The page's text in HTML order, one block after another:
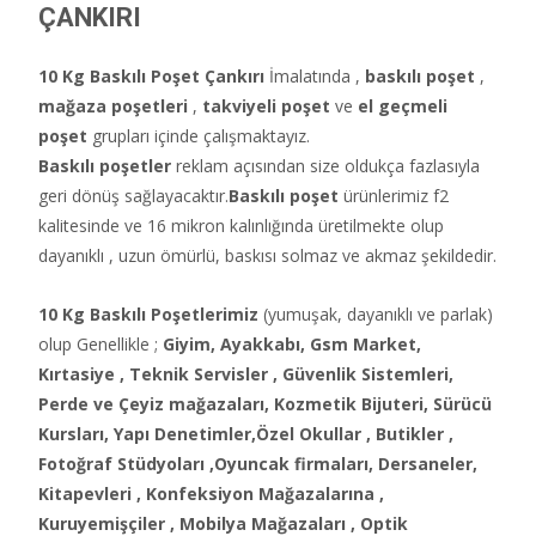
ÇANKIRI
10 Kg Baskılı Poşet Çankırı İmalatında , baskılı poşet ,
mağaza poşetleri , takviyeli poşet ve el geçmeli
poşet grupları içinde çalışmaktayız.
Baskılı poşetler reklam açısından size oldukça fazlasıyla
geri dönüş sağlayacaktır.Baskılı poşet ürünlerimiz f2
kalitesinde ve 16 mikron kalınlığında üretilmekte olup
dayanıklı , uzun ömürlü, baskısı solmaz ve akmaz şekildedir.
10 Kg Baskılı Poşetlerimiz (yumuşak, dayanıklı ve parlak)
olup Genellikle ; Giyim, Ayakkabı, Gsm Market,
Kırtasiye , Teknik Servisler , Güvenlik Sistemleri,
Perde ve Çeyiz mağazaları, Kozmetik Bijuteri, Sürücü
Kursları, Yapı Denetimler,Özel Okullar , Butikler ,
Fotoğraf Stüdyoları ,Oyuncak firmaları, Dersaneler,
Kitapevleri , Konfeksiyon Mağazalarına ,
Kuruyemişçiler , Mobilya Mağazaları , Optik